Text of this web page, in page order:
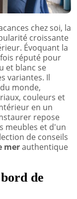
chez soi, la
croissante
Évoquant la
réputé pour
et blanc se
variantes. Il
monde,
couleurs et
en un
repose
meubles et d'un
de conseils
merauthentique
de